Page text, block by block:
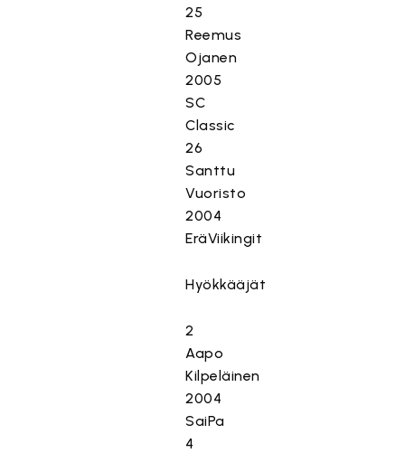
25
Reemus
Ojanen
2005
SC
Classic
26
Santtu
Vuoristo
2004
EräViikingit
Hyökkääjät
2
Aapo
Kilpeläinen
2004
SaiPa
4